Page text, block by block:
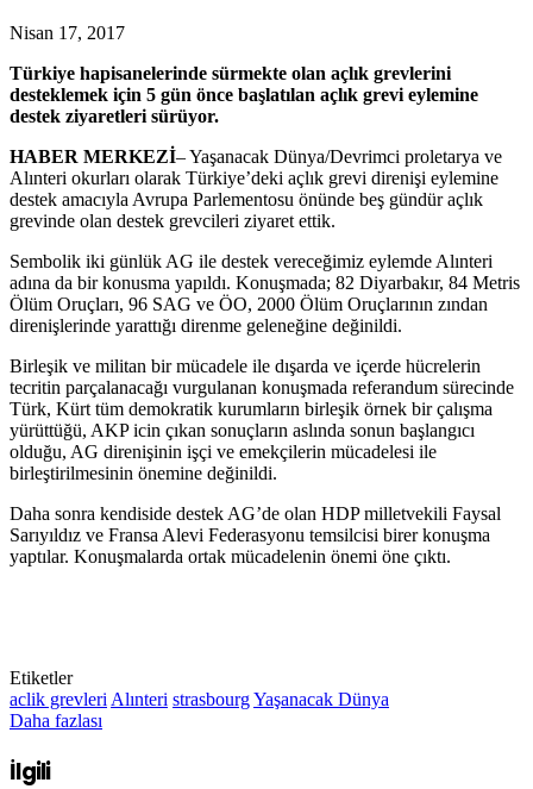
Nisan 17, 2017
Türkiye hapisanelerinde sürmekte olan açlık grevlerini
desteklemek için 5 gün önce başlatılan açlık grevi eylemine
destek ziyaretleri sürüyor.
HABER MERKEZİ– Yaşanacak Dünya/Devrimci proletarya ve
Alınteri okurları olarak Türkiye’deki açlık grevi direnişi eylemine
destek amacıyla Avrupa Parlementosu önünde beş gündür açlık
grevinde olan destek grevcileri ziyaret ettik.
Sembolik iki günlük AG ile destek vereceğimiz eylemde Alınteri
adına da bir konusma yapıldı. Konuşmada; 82 Diyarbakır, 84 Metris
Ölüm Oruçları, 96 SAG ve ÖO, 2000 Ölüm Oruçlarının zından
direnişlerinde yarattığı direnme geleneğine değinildi.
Birleşik ve militan bir mücadele ile dışarda ve içerde hücrelerin
tecritin parçalanacağı vurgulanan konuşmada referandum sürecinde
Türk, Kürt tüm demokratik kurumların birleşik örnek bir çalışma
yürüttüğü, AKP icin çıkan sonuçların aslında sonun başlangıcı
olduğu, AG direnişinin işçi ve emekçilerin mücadelesi ile
birleştirilmesinin önemine değinildi.
Daha sonra kendiside destek AG’de olan HDP milletvekili Faysal
Sarıyıldız ve Fransa Alevi Federasyonu temsilcisi birer konuşma
yaptılar. Konuşmalarda ortak mücadelenin önemi öne çıktı.
Etiketler
aclik grevleri Alınteri strasbourgYaşanacak Dünya
Daha fazlası
İlgili